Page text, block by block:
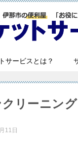
サービスとは？
リーニン
11日